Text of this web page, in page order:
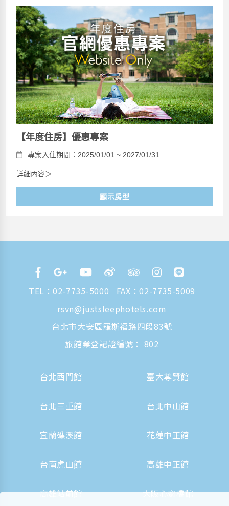
【年度住房】優惠專案
專案入住期間：2025/01/01 ~ 2027/01/31
詳細內容＞
顯示房型
TEL：02-7735-5000
FAX：02-7735-5009
rsvn@justsleephotels.com
台北市大安區羅斯福路四段83號
旅館業登記證編號： 802
台北西門館 臺大尊賢館
台北三重館 台北中山館
宜蘭礁溪館 花蓮中正館
台南虎山館 高雄中正館
高雄站前館 大阪心齋橋館